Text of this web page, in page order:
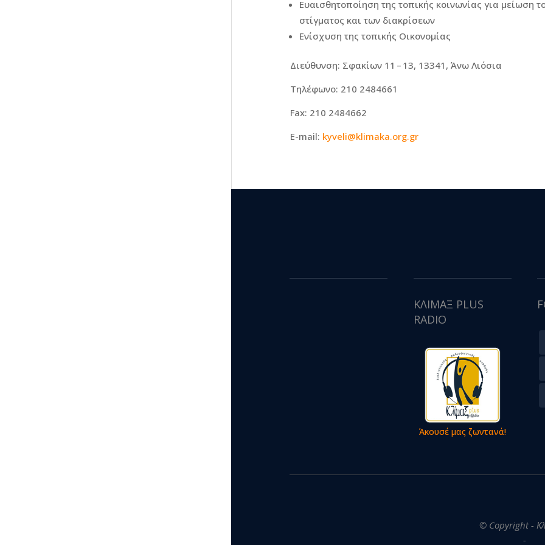
Ευαισθητοποίηση της τοπικής κοινωνίας για μείωση
στίγματος και των διακρίσεων
Ενίσχυση της τοπικής Οικονομίας
Διεύθυνση: Σφακίων 11 – 13, 13341, Άνω Λιόσια
Τηλέφωνο: 210 2484661
Fax: 210 2484662
E-mail: kyveli@klimaka.org.gr
ΚΛΙΜΑΞ PLUS
RADIO
Άκουσέ μας ζωντανά!
© Copyright -
-